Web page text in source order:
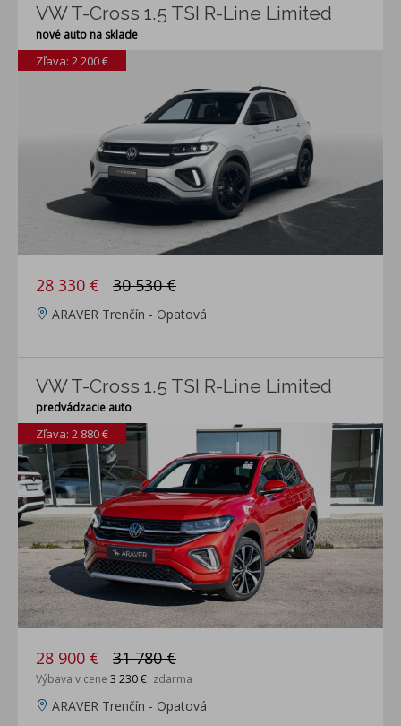
VW T-Cross 1.5 TSI R-Line Limited
nové auto na sklade
Zľava: 2 200 €
28 330 € 30 530 €
ARAVER Trenčín - Opatová
VW T-Cross 1.5 TSI R-Line Limited
predvádzacie auto
Zľava: 2 880 €
28 900 € 31 780 €
Výbava v cene 3 230 € zdarma
ARAVER Trenčín - Opatová